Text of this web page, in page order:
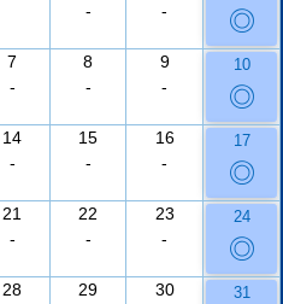
-
-
◎
7
-
8
-
9
-
10
◎
14
-
15
-
16
-
17
◎
21
-
22
-
23
-
24
◎
28
29
30
31